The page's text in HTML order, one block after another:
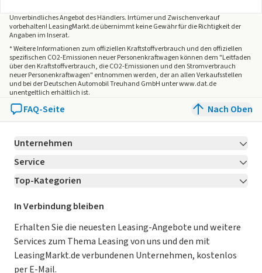
Unverbindliches Angebot desHändlers. Irrtümer und Zwischenverkauf
vorbehalten! LeasingMarkt.de übernimmt keine Gewähr für die Richtigkeit der
Angaben im Inserat.
* Weitere Informationen zum offiziellen Kraftstoffverbrauch und den offiziellen
spezifischen CO2-Emissionen neuer Personenkraftwagen können dem "Leitfaden
über den Kraftstoffverbrauch, die CO2-Emissionen und den Stromverbrauch
neuer Personenkraftwagen" entnommen werden, der an allen Verkaufsstellen
und bei der Deutschen Automobil Treuhand GmbH unter www.dat.de
unentgeltlich erhältlich ist.
FAQ-Seite Nach Oben
Unternehmen
Über LeasingMarkt.de
Karriere Jetzt bewerben!
Für Händler
Kooperation mit AutoScout24
AGB
Datenschutz
Service
Kontakt
Ratgeber
Magazin
Datenschutz-Einstellungen
So funktioniert’s
Top-Kategorien
Leasing Deals
Gebrauchtwagen Leasing
Leasing ohne Anzahlung
E-Auto Leasing
In Verbindung bleiben
Erhalten Sie die neuesten Leasing-Angebote und weitere
Services zum Thema Leasing von uns und den mit
LeasingMarkt.de verbundenen Unternehmen, kostenlos
per E-Mail.